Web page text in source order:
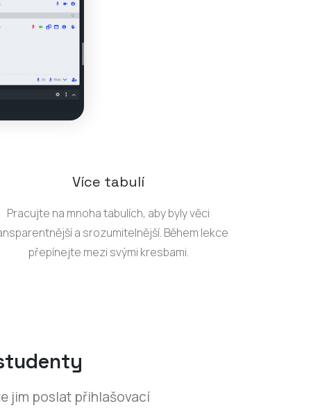
Více tabulí
Pracujte na mnoha tabulích, aby byly věci
a srozumitelnější. Během lekce
přepínejte mezi svými kresbami.
jim poslat přihlašovací